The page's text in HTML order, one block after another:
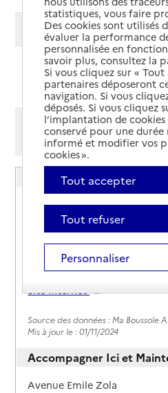
Modifier ma recherche
Ajouter
Afficher les résultats par:
Mode liste
Mode carte
A.C.C. (Association Cités
Adresse
72 Rue Orfila
75020-Paris 20
0158700920
Contact
Site internet
Source des données : Ma Boussole
Mis à jour le : 01/11/2024
Accompagner Ici et
Adresse
Avenue Emile Zola
statistiques, vous faire
Des cookies sont utilisés
évaluer la performance
personnalisée en
savoir plus, consultez la
Si vous cliquez sur «
partenaires déposeront
navigation. Si vous
déposés. Si vous cliquez
l’implantation de
conservé pour une
informé et modifier vos
cookies ».
Tout accepter
Tout refuser
Personnaliser